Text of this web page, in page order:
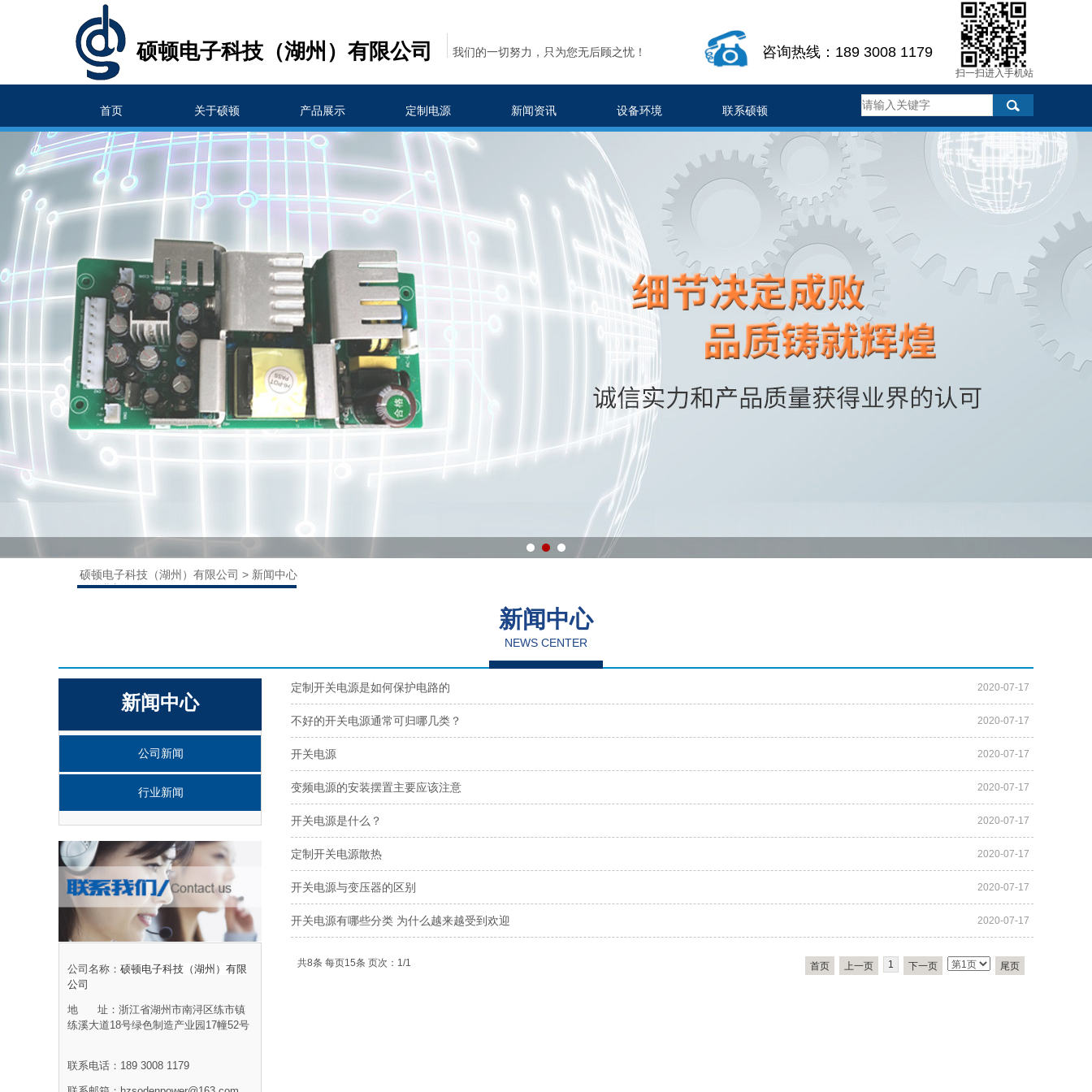
硕顿电子科技（湖州）有限公司
首页 关于硕顿 产品展示 定制电源 新闻资讯 设备环境 联系硕顿
咨询热线：189 3008 1179
我们的一切努力，只为您无后顾之忧！
扫一扫进入手机站
公司名称： 硕顿电子科技（湖州）有限
公司
地 址： 浙江省湖州市南浔区练市镇
练溪大道18号绿色制造产业园17幢52号
联系电话：189 3008 1179
新闻中心
NEWS CENTER
新闻中心
公司新闻
行业新闻
硕顿电子科技（湖州）有限公司 > 新闻中心
>行业新闻
定制开关电源是如何保护电路的 2020-07-17
不好的开关电源通常可归哪几类？ 2020-07-17
开关电源 2020-07-17
变频电源的安装摆置主要应该注意 2020-07-17
开关电源是什么？ 2020-07-17
定制开关电源散热 2020-07-17
开关电源与变压器的区别 2020-07-17
开关电源有哪些分类 为什么越来越受到欢迎 2020-07-17
共8条 每页15条 页次：1/1 首页 上一页 1 下一页 尾页